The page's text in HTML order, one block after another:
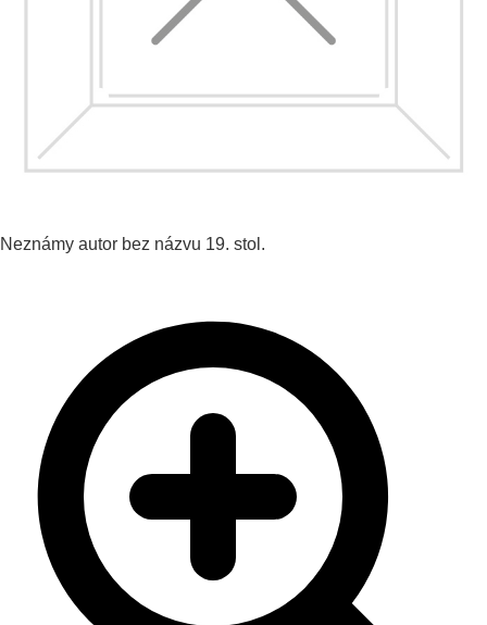
Neznámy autor bez názvu 19. stol.